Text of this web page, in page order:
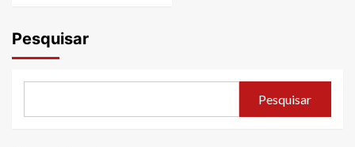
Pesquisar
Pesquisar